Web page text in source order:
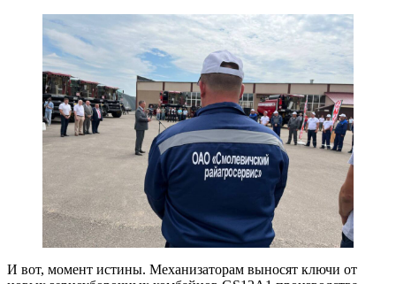
И вот, момент истины. Механизаторам выносят ключи от